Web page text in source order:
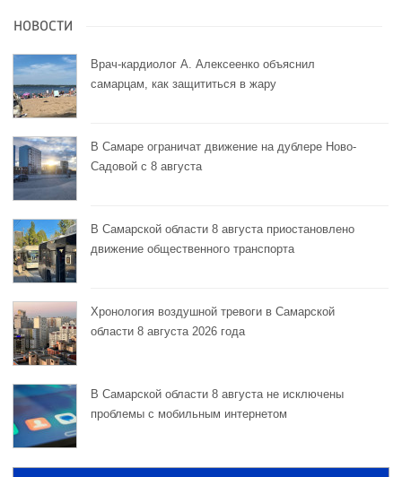
НОВОСТИ
Врач-кардиолог А. Алексеенко объяснил
самарцам, как защититься в жару
В Самаре ограничат движение на дублере Ново-
Садовой с 8 августа
В Самарской области 8 августа приостановлено
движение общественного транспорта
Хронология воздушной тревоги в Самарской
области 8 августа 2026 года
В Самарской области 8 августа не исключены
проблемы с мобильным интернетом